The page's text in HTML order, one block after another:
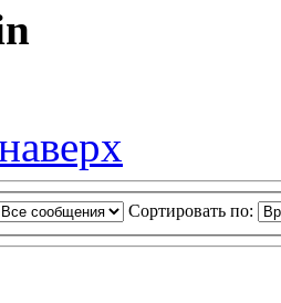
Сортировать по: